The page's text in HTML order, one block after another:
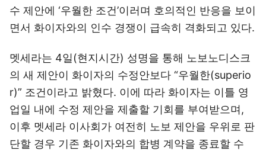
수 제안에 ‘우월한 조건’이러며 호의적인 반응을 보이
면서 화이자와의 인수 경쟁이 급속히 격화되고 있다.
멧세라는 4일(현지시간) 성명을 통해 노보노디스크
의 새 제안이 화이자의 수정안보다 “우월한(superio
r)” 조건이라고 밝혔다. 이에 따라 화이자는 이틀 영
업일 내에 수정 제안을 제출할 기회를 부여받으며,
이후 멧세라 이사회가 여전히 노보 제안을 우위로 판
단할 경우 기존 화이자와의 합병 계약을 종료할 수